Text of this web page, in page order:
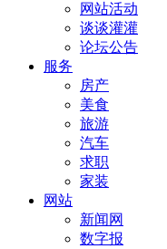
网站活动
谈谈灌灌
论坛公告
服务
房产
美食
旅游
汽车
求职
家装
网站
新闻网
数字报